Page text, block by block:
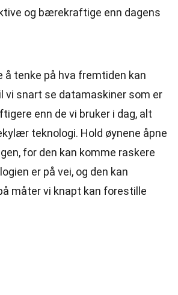
og bærekraftige enn dagens
å tenke på hva fremtiden kan
vi snart se datamaskiner som er
enn de vi bruker i dag, alt
teknologi. Hold øynene åpne
for den kan komme raskere
er på vei, og den kan
måter vi knapt kan forestille